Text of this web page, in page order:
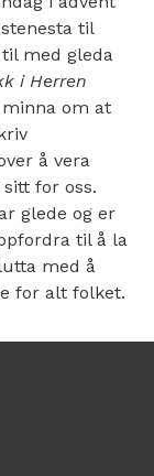
til
med gleda
i Herren
minna om at
å vera
for oss.
glede og er
til å la
med å
for alt folket.